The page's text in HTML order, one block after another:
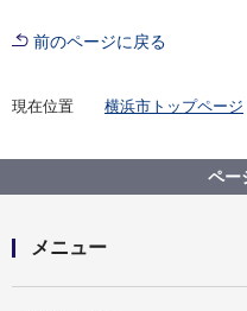
前のページに戻る
現在位置 横浜市トップページ
ペー
メニュー